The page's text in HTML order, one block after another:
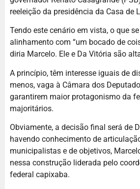
reeleição da presidência da Casa de
Tendo este cenário em vista, o que
alinhamento com “um bocado de
diria Marcelo. Ele e Da Vitória são
A princípio, têm interesse iguais de
menos, vaga à Câmara dos
garantirem maior protagonismo da
majoritários.
Obviamente, a decisão final será de
havendo conhecimento de
municipalistas e de objetivos,
nessa construção liderada pelo
federal capixaba.